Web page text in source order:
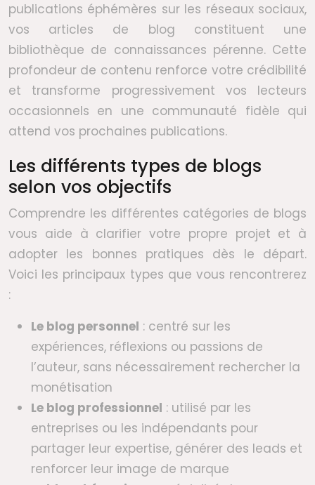
publications éphémères sur les réseaux sociaux,
vos articles de blog constituent une
bibliothèque de connaissances pérenne. Cette
profondeur de contenu renforce votre crédibilité
et transforme progressivement vos lecteurs
occasionnels en une communauté fidèle qui
attend vos prochaines publications.
Les différents types de blogs
selon vos objectifs
Comprendre les différentes catégories de blogs
vous aide à clarifier votre propre projet et à
adopter les bonnes pratiques dès le départ.
Voici les principaux types que vous rencontrerez
:
Le blog personnel : centré sur les
expériences, réflexions ou passions de
l’auteur, sans nécessairement rechercher la
monétisation
Le blog professionnel : utilisé par les
entreprises ou les indépendants pour
partager leur expertise, générer des leads et
renforcer leur image de marque